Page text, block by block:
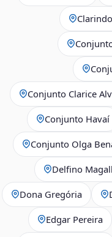
Conjunto Clarice
Conjunto Havaí
Conjunto Olga
Delfino
Dona Gregória
Edgar Pereira